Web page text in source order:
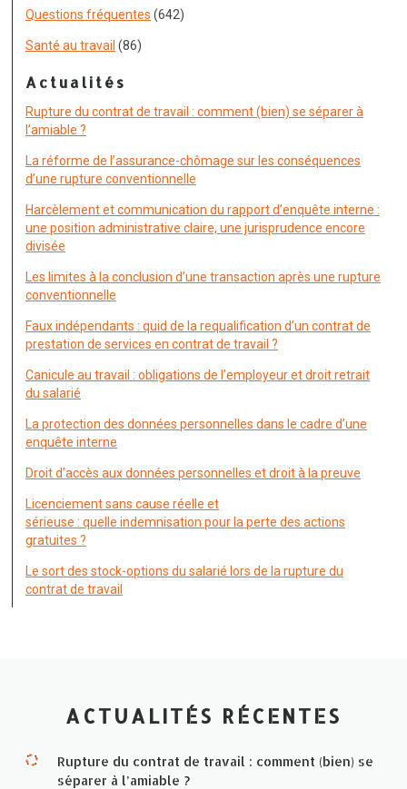
Questions fréquentes (642)
Santé au travail (86)
Actualités
Rupture du contrat de travail : comment (bien) se séparer à
l’amiable ?
La réforme de l’assurance-chômage sur les conséquences
d’une rupture conventionnelle
Harcèlement et communication du rapport d’enquête interne :
une position administrative claire, une jurisprudence encore
divisée
Les limites à la conclusion d’une transaction après une rupture
conventionnelle
Faux indépendants : quid de la requalification d’un contrat de
prestation de services en contrat de travail ?
Canicule au travail : obligations de l’employeur et droit retrait
du salarié
La protection des données personnelles dans le cadre d’une
enquête interne
Droit d’accès aux données personnelles et droit à la preuve
Licenciement sans cause réelle et
sérieuse : quelle indemnisation pour la perte des actions
gratuites ?
Le sort des stock-options du salarié lors de la rupture du
contrat de travail
ACTUALITÉS RÉCENTES
Rupture du contrat de travail : comment (bien) se
séparer à l’amiable ?